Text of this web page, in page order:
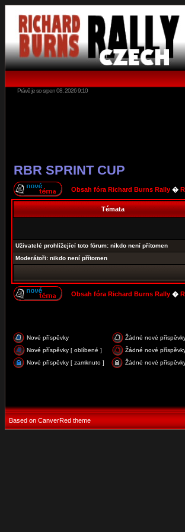
Právě je so srpen 08, 2026 9:10
RBR SPRINT CUP
Obsah fóra Richard Burns Rally �
Témata
Uživatelé prohlížející toto fórum: nikdo není přítomen
Moderátoři: nikdo není přítomen
Obsah fóra Richard Burns Rally �
Nové příspěvky Žádné nové
Nové příspěvky [ oblíbené ]
Žádné nové
Nové příspěvky [ zamknuto ]
Žádné nové
Based on CanverRed theme